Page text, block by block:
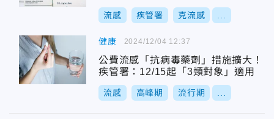
流感 疾管署 克流感
健康
公費流感「抗病毒藥劑」措施擴大！
疾管署：12/15起「3類對象」適用
流感 高峰期 流行期
2024/12/04 12:37